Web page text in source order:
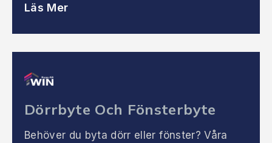
Läs Mer
Dörrbyte Och Fönsterbyte
Behöver du byta dörr eller fönster? Våra